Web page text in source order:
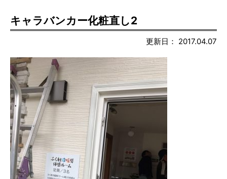
キャラバンカー化粧直し2
更新日： 2017.04.07